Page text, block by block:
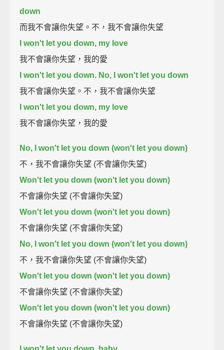
down
而我不會讓你失望。不，我不會讓你失望
I won't let you down, my love
我不會讓你失望，我的愛
I won't let you down. No, I won't let you down
我不會讓你失望。不，我不會讓你失望
I won't let you down, my love
我不會讓你失望，我的愛
No, I won't let you down (won't let you down)
不，我不會讓你失望 (不會讓你失望)
Won't let you down (won't let you down)
不會讓你失望 (不會讓你失望)
Won't let you down (won't let you down)
不會讓你失望 (不會讓你失望)
No, I won't let you down (won't let you down)
不，我不會讓你失望 (不會讓你失望)
Won't let you down (won't let you down)
不會讓你失望 (不會讓你失望)
Won't let you down (won't let you down)
不會讓你失望 (不會讓你失望)